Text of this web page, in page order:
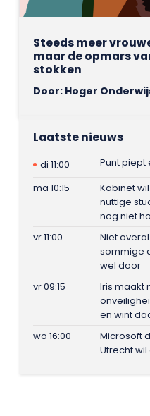
Steeds meer
maar de opmars
stokken
Door: Hoger
Laatste nieuws
di 11:00
Punt piept
ma 10:15
Kabinet
nuttige
nog niet
vr 11:00
Niet
sommige
wel door
vr 09:15
Iris maakt
en wint
wo 16:00
Microsoft
Utrecht